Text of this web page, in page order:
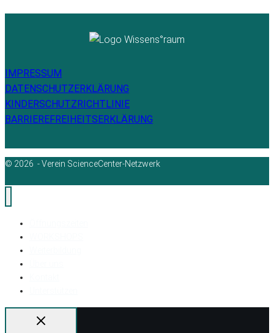
IMPRESSUM
DATENSCHUTZERKLÄRUNG
KINDERSCHUTZRICHTLINIE
BARRIEREFREIHEITSERKLÄRUNG
© 2026 - Verein ScienceCenter-Netzwerk